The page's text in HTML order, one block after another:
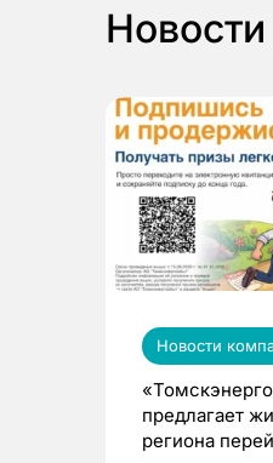
Новости
предлагает
региона